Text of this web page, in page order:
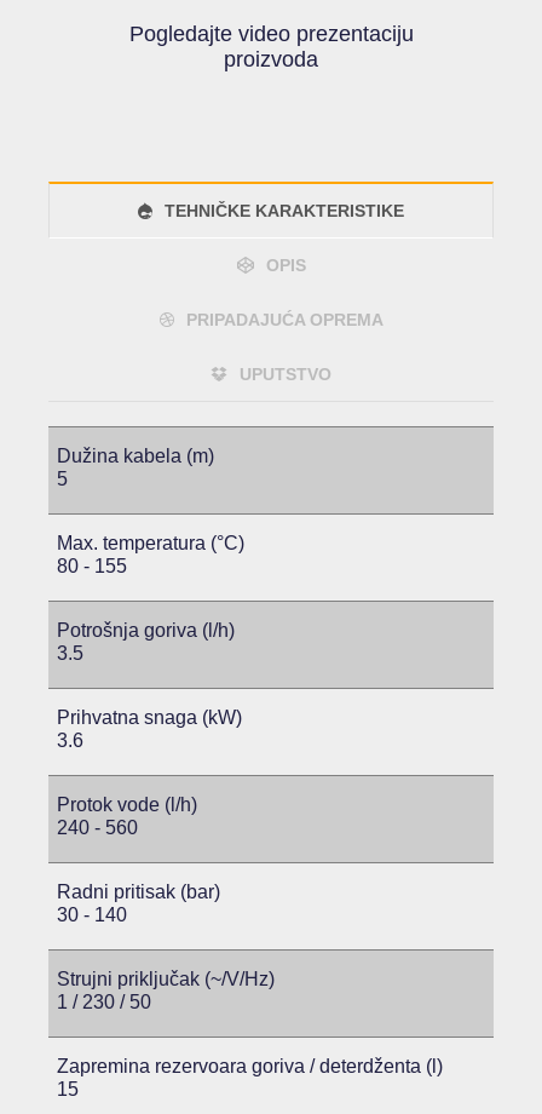
Pogledajte video prezentaciju
proizvoda
TEHNIČKE KARAKTERISTIKE
OPIS
PRIPADAJUĆA OPREMA
UPUTSTVO
Dužina kabela (m)
5
Max. temperatura (°C)
80 - 155
Potrošnja goriva (l/h)
3.5
Prihvatna snaga (kW)
3.6
Protok vode (l/h)
240 - 560
Radni pritisak (bar)
30 - 140
Strujni priključak (~/V/Hz)
1 / 230 / 50
Zapremina rezervoara goriva / deterdženta (l)
15